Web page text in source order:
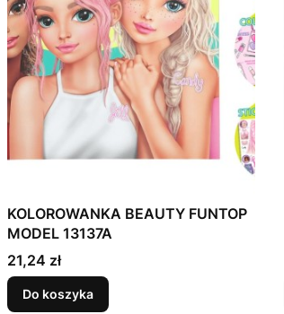
KOLOROWANKA BEAUTY FUNTOP
MODEL 13137A
Cena
21,24 zł
Do koszyka